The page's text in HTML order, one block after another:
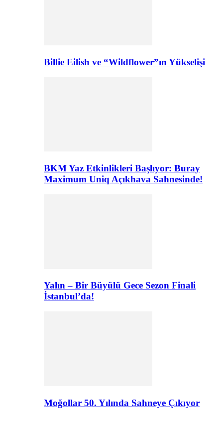
Billie Eilish ve “Wildflower”ın Yükselişi
BKM Yaz Etkinlikleri Başlıyor: Buray
Maximum Uniq Açıkhava Sahnesinde!
Yalın – Bir Büyülü Gece Sezon Finali
İstanbul’da!
Moğollar 50. Yılında Sahneye Çıkıyor